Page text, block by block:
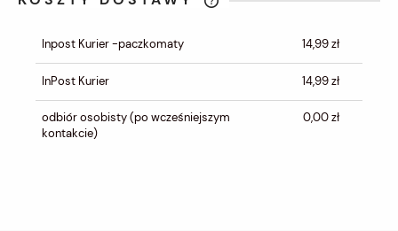
KOSZTÓW PŁATNOŚCI
Inpost Kurier -paczkomaty 14,99 zł
InPost Kurier 14,99 zł
odbiór osobisty(po wcześniejszym
kontakcie)
0,00 zł